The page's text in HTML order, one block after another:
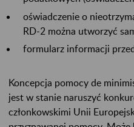
oświadczenie o
RD-2 można utworzyć
formularz informacji
Koncepcja pomocy de
jest w stanie naruszyć
członkowskimi Unii